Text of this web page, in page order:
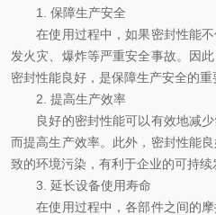
1. 保障生产安全
在使用过程中，如果密封性能不
发火灾、爆炸等严重安全事故。因
密封性能良好，是保障生产安全的重
2. 提高生产效率
良好的密封性能可以有效地减少
而提高生产效率。此外，密封性能
致的环境污染，有利于企业的可持续
3. 延长设备使用寿命
在使用过程中，各部件之间的摩